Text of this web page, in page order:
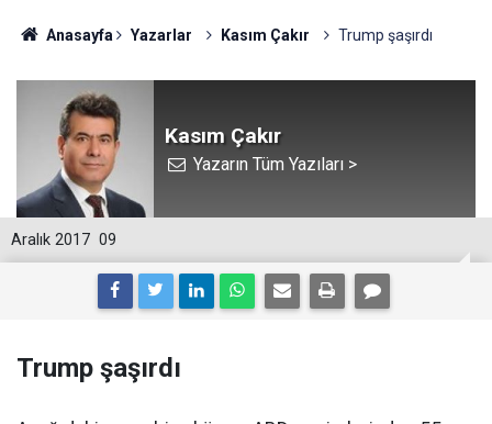
Anasayfa Yazarlar Kasım Çakır Trump şaşırdı
Kasım Çakır
Yazarın Tüm Yazıları >
09
Aralık 2017
Trump şaşırdı